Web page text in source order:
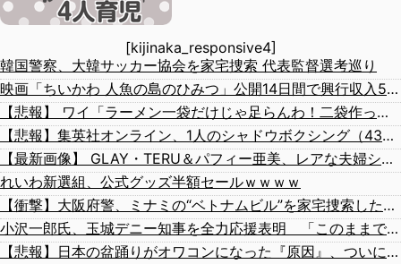
[kijinaka_responsive4]
韓国警察、大韓サッカー協会を家宅捜索 代表監督選考巡り
映画「ちいかわ 人魚の島のひみつ」公開14日間で興行収入50億円突破 最終興収102.8億円の「シン・エヴァ」に並ぶペース
【悲報】 ワイ「ラーメン一袋だけじゃ足らんわ！二袋作ったろ！」→結果ｗｗｗ
【悲報】集英社オンライン、1人のシャドウボクシング（43億注文）によって長期間業務を妨害され続けていた模様・・・
【最新画像】 GLAY・TERU＆パフィー亜美、レアな夫婦ショットを公開してしまう！
れいわ新選組、公式グッズ半額セールｗｗｗｗ
【衝撃】大阪府警、ミナミの“ベトナムビル”を家宅捜索した結果・・・・・・
小沢一郎氏、玉城デニー知事を全力応援表明 「このままでは勝てない」中道の態度を批判 玉城氏「小沢氏は政治の師匠」※中道は支援表明せず
【悲報】日本の盆踊りがオワコンになった『原因』、ついに判明する・・・・・